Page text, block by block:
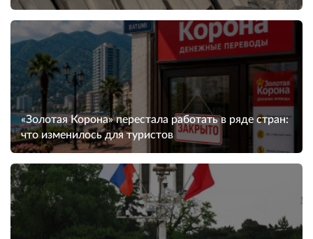
«Золотая Корона» перестала работать в ряде стран:
что изменилось для туристов